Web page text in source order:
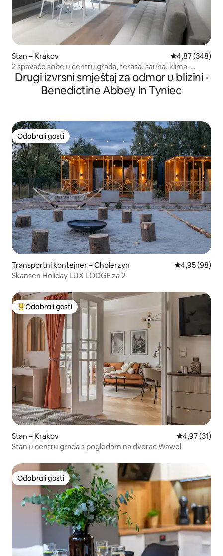
Stan – Krakov Prosječna
4,87 (348)
2 spavaće sobe u centru grada, terasa, sauna, klima-
uređaj
Drugi izvrsni smještaj za odmor u blizini ·
Benedictine Abbey In Tyniec
Odabrali gosti
Odabrali gosti
Transportni kontejner – Cholerzyn Prosječna
4,95 (98)
Skansen Holiday LUX LODGE za 2
Među najviše rangiranima s oznakom „Odabrali gosti”
Odabrali gosti
Stan – Krakov Prosječna
4,97 (31)
Stan u centru grada s pogledom na dvorac Wawel
Odabrali gosti
Odabrali gosti